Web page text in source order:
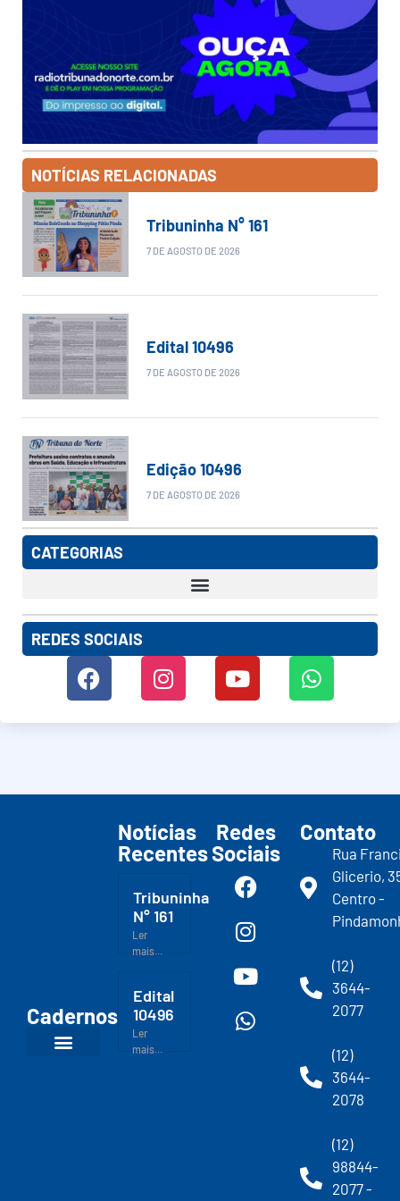
NOTÍCIAS RELACIONADAS
Tribuninha N° 161
7 DE AGOSTO DE 2026
Edital 10496
7 DE AGOSTO DE 2026
Edição 10496
7 DE AGOSTO DE 2026
CATEGORIAS
REDES SOCIAIS
Cadernos
Notícias
Recentes
Tribuninha
N° 161
Ler
mais...
Edital
10496
Ler
mais...
Redes
Sociais
Contato
Rua
Glicerio,
Centro -
(12)
3644-
2077
(12)
3644-
2078
(12)
98844-
2077 -